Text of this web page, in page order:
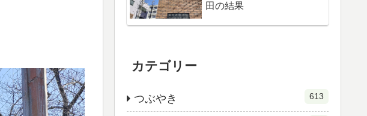
田の結果
カテゴリー
つぶやき 613